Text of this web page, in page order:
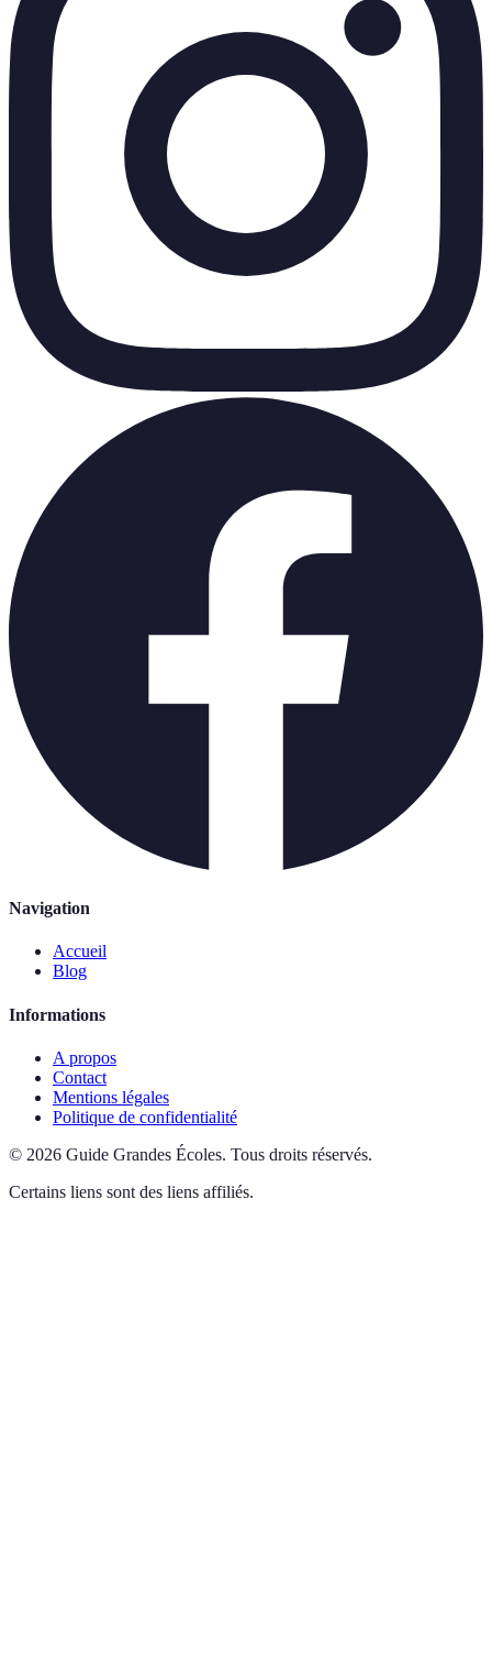
Navigation
Accueil
Blog
Informations
A propos
Contact
Mentions légales
Politique de confidentialité
© 2026 Guide Grandes Écoles. Tous droits réservés.
Certains liens sont des liens affiliés.